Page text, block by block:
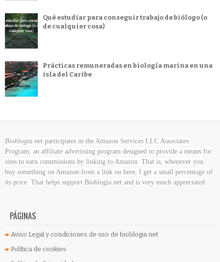
Qué estudiar para conseguir trabajo de biólogo (o
de cualquier cosa)
Prácticas remuneradas en biología marina en una
isla del Caribe
Bioblogia.net participates in the Amazon Services LLC Associates
Program, an affiliate advertising program designed to provide a means for
sites to earn commissions by linking to Amazon. That is, whenever you
buy something on Amazon from a link on here, I get a small percentage of
its price. That helps support Bioblogia.net and is very much appreciated
PÁGINAS
Aviso Legal y condiciones de uso de bioblogia.net
Política de cookies